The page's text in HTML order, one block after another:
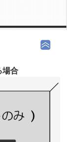
場合